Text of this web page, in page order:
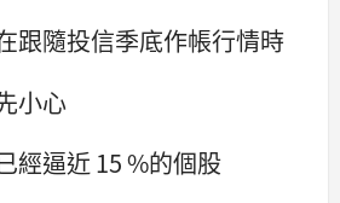
跟隨投信季底作帳行情時
小心
經逼近 15 %的個股